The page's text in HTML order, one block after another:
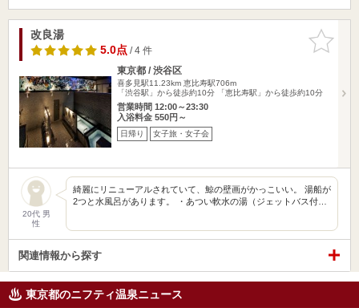
お気に入
りに追加
改良湯
5.0点/ 4 件
東京都 / 渋谷区
喜多見駅11.23km 恵比寿駅706m
「渋谷駅」から徒歩約10分 「恵比寿駅」から徒歩約10分
営業時間 12:00～23:30
入浴料金 550円～
日帰り 女子旅・女子会
20代 男
性
綺麗にリニューアルされていて、鯨の壁画がかっこいい。 湯船が
2つと水風呂があります。 ・あつい軟水の湯（ジェットバス付…
関連情報から探す
東京都のニフティ温泉ニュース